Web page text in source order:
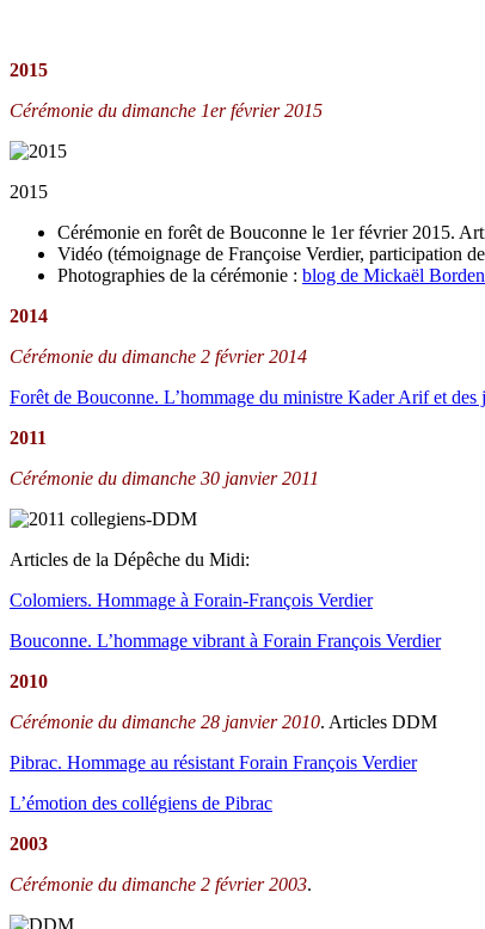
2015
Cérémonie du dimanche 1er février 2015
2015
Cérémonie en forêt de Bouconne le 1er février 2015.
Vidéo (témoignage de Françoise Verdier, participation
Photographies de la cérémonie : blog de Mickaël
2014
Cérémonie du dimanche 2 février 2014
Forêt de Bouconne. L’hommage du ministre Kader Arif et des
2011
Cérémonie du dimanche 30 janvier 2011
Articles de la Dépêche du Midi:
Colomiers. Hommage à Forain-François Verdier
Bouconne. L’hommage vibrant à Forain François Verdier
2010
Cérémonie du dimanche 28 janvier 2010. Articles DDM
Pibrac. Hommage au résistant Forain François Verdier
L’émotion des collégiens de Pibrac
2003
Cérémonie du dimanche 2 février 2003.